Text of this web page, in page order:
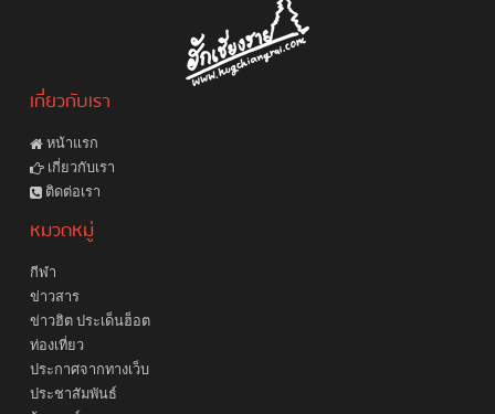
เกี่ยวกับเรา
หน้าแรก
เกี่ยวกับเรา
ติดต่อเรา
หมวดหมู่
กีฬา
ข่าวสาร
ข่าวฮิต ประเด็นฮ็อต
ท่องเที่ยว
ประกาศจากทางเว็บ
ประชาสัมพันธ์